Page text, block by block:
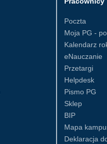
Poczta
Moja PG -
Kalendarz
eNauczanie
Przetargi
Helpdesk
Pismo PG
Sklep
BIP
Mapa
Deklaracja